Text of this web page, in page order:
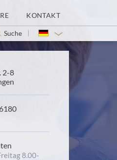
KONTAKT
Suche
2-8
8.00-